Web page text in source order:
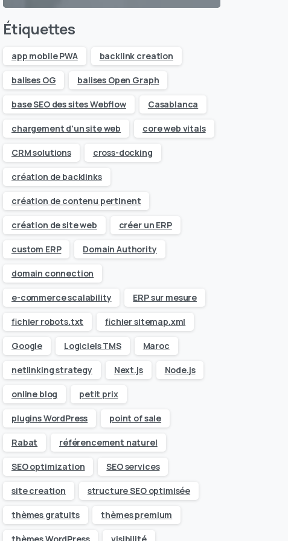
Étiquettes
app mobile PWA backlink creation
balises OG balises Open Graph
base SEO des sites Webflow Casablanca
chargement d'un site web core web vitals
CRM solutions cross-docking
création de backlinks
création de contenu pertinent
création de site web créer un ERP
custom ERP Domain Authority
domain connection
e-commerce scalability ERP sur mesure
fichier robots.txt fichier sitemap.xml
Google Logiciels TMS Maroc
netlinking strategy Next.js Node.js
online blog petit prix
plugins WordPress point of sale
Rabat référencement naturel
SEO optimization SEO services
site creation structure SEO optimisée
thèmes gratuits thèmes premium